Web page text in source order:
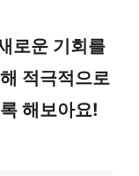
로운 기회를
적극적으로
해보아요!